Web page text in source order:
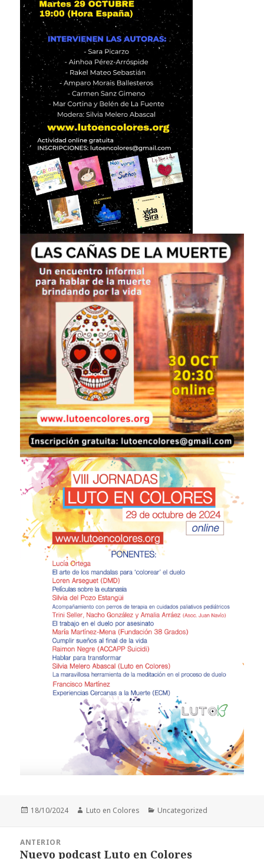
Publicado
18/10/2024 Autor
Luto en Colores Categorías
Uncategorized
ANTERIOR
Entrada
Nuevo podcast Luto en Colores